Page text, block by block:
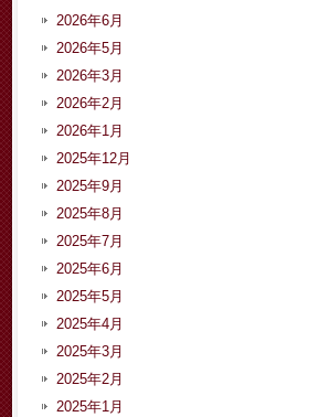
2026年6月
2026年5月
2026年3月
2026年2月
2026年1月
2025年12月
2025年9月
2025年8月
2025年7月
2025年6月
2025年5月
2025年4月
2025年3月
2025年2月
2025年1月